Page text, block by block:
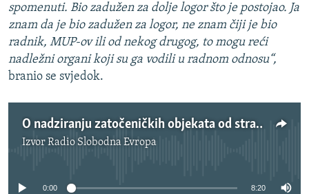
spomenuti. Bio zadužen za dolje logor što je postojao. Ja
znam da je bio zadužen za logor, ne znam čiji je bio
radnik, MUP-ov ili od nekog drugog, to mogu reći
nadležni organi koji su ga vodili u radnom odnosu“,
branio se svjedok.
O nadziranju zatočeničkih objekata od strane Ministarstva pravosuđa RS
IzvorRadio Slobodna Evropa
No media source currently available
0:00 8:20